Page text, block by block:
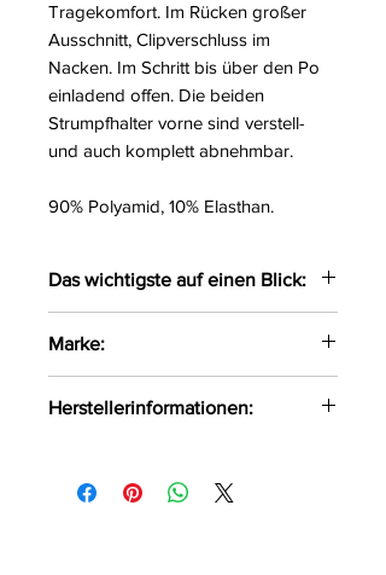
Tragekomfort. Im Rücken großer
Ausschnitt, Clipverschluss im
Nacken. Im Schritt bis über den Po
einladend offen. Die beiden
Strumpfhalter vorne sind verstell-
und auch komplett abnehmbar.
90% Polyamid, 10% Elasthan.
Das wichtigste auf einen Blick:
Langarm-Body
Feines Powernet mit Spitzen-
Einsätzen
Großer Rückenausschnitt
Marke:
Herstellerinformationen:
DE-24933 Flensburg